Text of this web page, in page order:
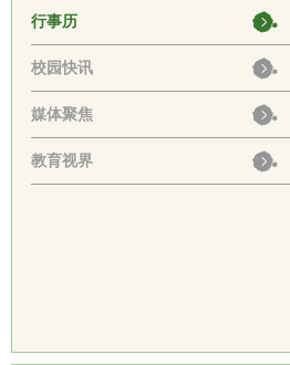
行事历
校园快讯
媒体聚焦
教育视界